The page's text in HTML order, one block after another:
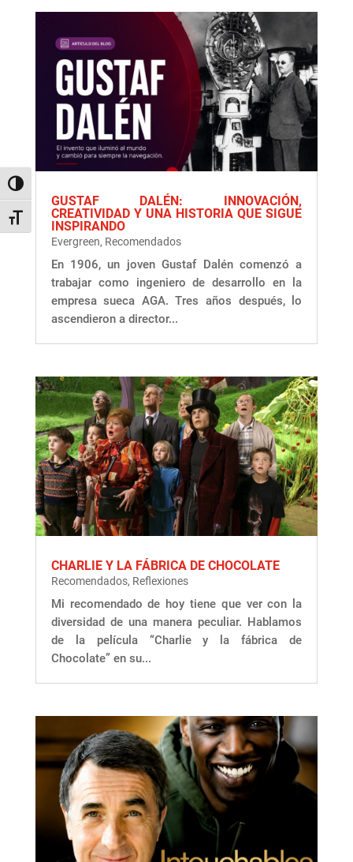
Alternar alto contraste
Alternar tamaño de letra
GUSTAF DALÉN: INNOVACIÓN,
CREATIVIDAD Y UNA HISTORIA QUE SIGUE
INSPIRANDO
Evergreen, Recomendados
En 1906, un joven Gustaf Dalén comenzó a
trabajar como ingeniero de desarrollo en la
empresa sueca AGA. Tres años después, lo
ascendieron a director...
CHARLIE Y LA FÁBRICA DE CHOCOLATE
Recomendados, Reflexiones
Mi recomendado de hoy tiene que ver con la
diversidad de una manera peculiar. Hablamos
de la película “Charlie y la fábrica de
Chocolate” en su...